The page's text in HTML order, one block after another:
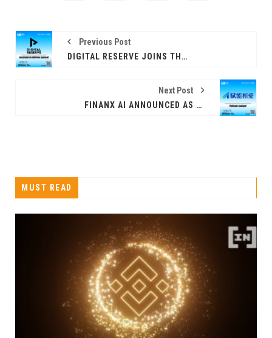
Previous Post
DIGITAL RESERVE JOINS THE HONG KONG WEB3 FESTIVAL 2026 AS A SECONDARY EXHIBITION SPONSOR
Next Post
FINANX AI ANNOUNCED AS PLATINUM SPONSOR AT HONG KONG WEB3 FESTIVAL 2026
MUST READ